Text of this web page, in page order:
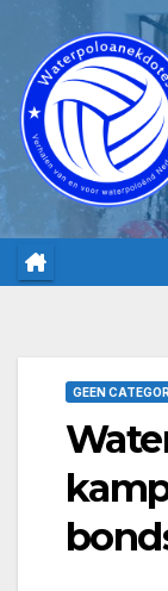
de
inhoud
GEEN